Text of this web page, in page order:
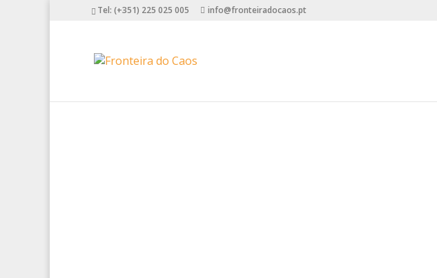
Tel: (+351) 225 025 005 info@fronteiradocaos.pt